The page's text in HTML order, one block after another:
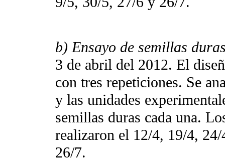
b) Ensayo de semillas
3 de abril del 2012. El
con tres repeticiones. Se
y las unidades
semillas duras cada una.
realizaron el 12/4, 19/4,
26/7.